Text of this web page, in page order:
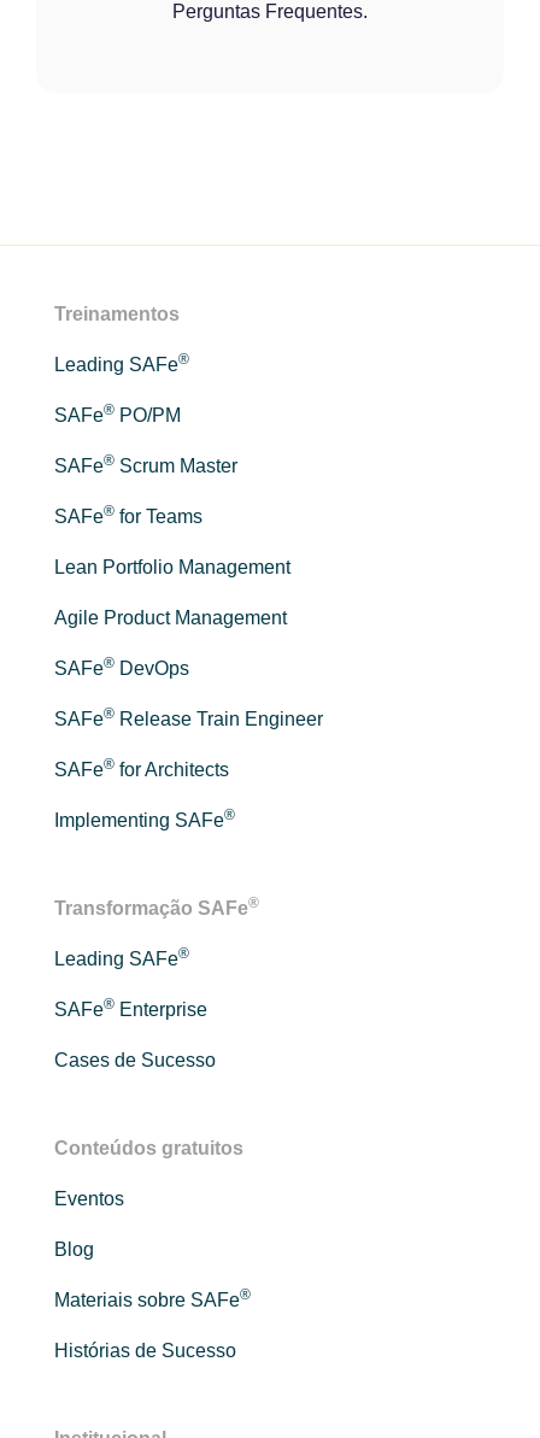
Perguntas Frequentes.
Treinamentos
Leading SAFe®
SAFe® PO/PM
SAFe® Scrum Master
SAFe® for Teams
Lean Portfolio Management
Agile Product Management
SAFe® DevOps
SAFe® Release Train Engineer
SAFe® for Architects
Implementing SAFe®
Transformação SAFe®
Leading SAFe®
SAFe® Enterprise
Cases de Sucesso
Conteúdos gratuitos
Eventos
Blog
Materiais sobre SAFe®
Histórias de Sucesso